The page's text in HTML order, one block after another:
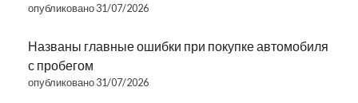
опубликовано 31/07/2026
Названы главные ошибки при покупке автомобиля
с пробегом
опубликовано 31/07/2026